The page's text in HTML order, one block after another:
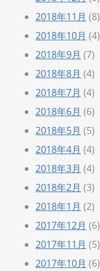
2018年11月 (8)
2018年10月 (4)
2018年9月 (7)
2018年8月 (4)
2018年7月 (4)
2018年6月 (6)
2018年5月 (5)
2018年4月 (4)
2018年3月 (4)
2018年2月 (3)
2018年1月 (2)
2017年12月 (6)
2017年11月 (5)
2017年10月 (6)